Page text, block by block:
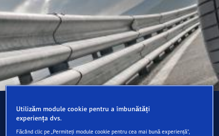
Discuţia cu distribuitorul
Utilizăm module cookie pentru a îmbunătăți
experiența dvs.
Făcând clic pe „Permiteți module cookie pentru cea mai bună experiență”,